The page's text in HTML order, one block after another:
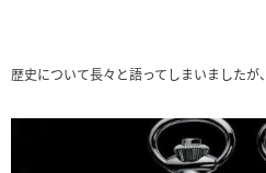
歴史について長々と語ってしまいましたが